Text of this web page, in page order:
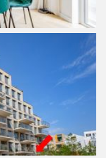
grond;
m2), gelegen op